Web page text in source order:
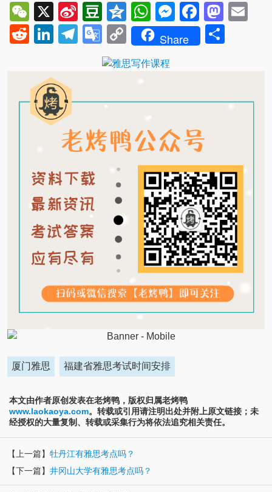
WeChat
X
Sina
Weibo
Douban
QzoneWhatsApp
Messenger
RedditLinkedIn
Telegram
Google
Translate
Copy
Link
Share
厦门雅思 福建省雅思考试时间安排
本文由作者原创发表在老烤鸭，版权归属老烤鸭
www.laokaoya.com。转载或引用请注明出处并附上原文链接；未
经授权的大量复制、转载或采集行为将依法追究相关责任。
【上一篇】 牡丹江有雅思考点吗？
【下一篇】 井冈山大学有雅思考点吗？